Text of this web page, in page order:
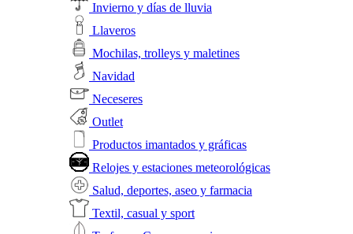
Invierno y días de lluvia
Llaveros
Mochilas, trolleys y maletines
Navidad
Neceseres
Outlet
Productos imantados y gráficas
Relojes y estaciones meteorológicas
Salud, deportes, aseo y farmacia
Textil, casual y sport